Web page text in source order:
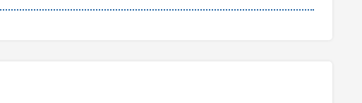
tiền mặt 2 tuần / 1 lần.